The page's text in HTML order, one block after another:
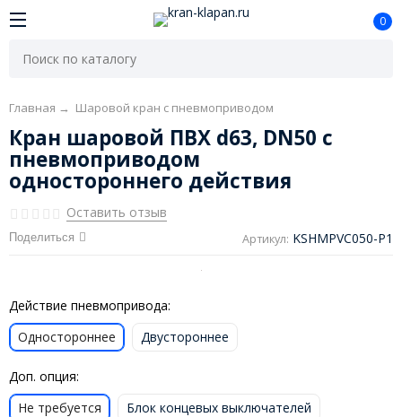
0
Главная → Шаровой кран с пневмоприводом
Кран шаровой ПВХ d63, DN50 с
пневмоприводом
одностороннего действия
Оставить отзыв
Поделиться Артикул: KSHMPVC050-P1
Действие пневмопривода:
Одностороннее
Двустороннее
Доп. опция:
Не требуется
Блок концевых выключателей